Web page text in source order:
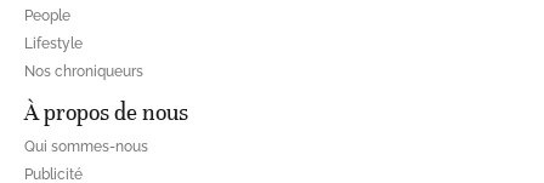
People
Lifestyle
Nos chroniqueurs
À propos de nous
Qui sommes-nous
Publicité